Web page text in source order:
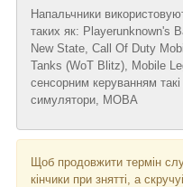
Напальчники
таких як: Playerunknown's
New State, Call Of Duty
Tanks (WoT Blitz), Mobile
сенсорним керуванням такі
симулятори, MOBA
Щоб продовжити термін
кінчики при знятті, а